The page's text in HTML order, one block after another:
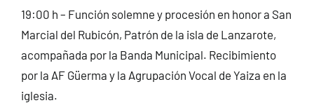
19:00 h – Función solemne y procesión en honor a San
Marcial del Rubicón, Patrón de la isla de Lanzarote,
acompañada por la Banda Municipal. Recibimiento
por la AF Güerma y la Agrupación Vocal de Yaiza en la
iglesia.